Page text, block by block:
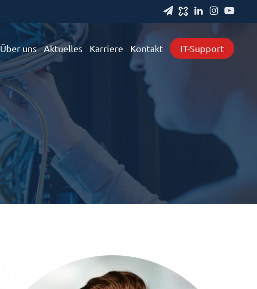
Über uns Aktuelles Karriere Kontakt IT-Support